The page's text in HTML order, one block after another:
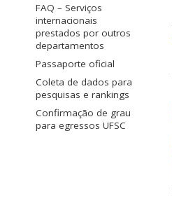
FAQ – Serviços
internacionais
prestados por outros
departamentos
Passaporte oficial
Coleta de dados para
pesquisas e rankings
Confirmação de grau
para egressos UFSC